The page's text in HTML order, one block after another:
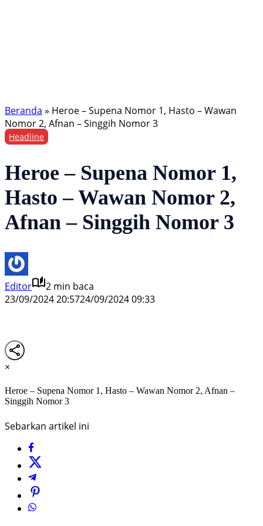
Beranda » Heroe – Supena Nomor 1, Hasto – Wawan
Nomor 2, Afnan – Singgih Nomor 3
Headline
Heroe – Supena Nomor 1,
Hasto – Wawan Nomor 2,
Afnan – Singgih Nomor 3
Editor
2 min baca
23/09/2024 20:5724/09/2024 09:33
×
Heroe – Supena Nomor 1, Hasto – Wawan Nomor 2, Afnan –
Singgih Nomor 3
Sebarkan artikel ini